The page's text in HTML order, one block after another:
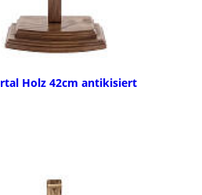
Holz 42cm antikisiert